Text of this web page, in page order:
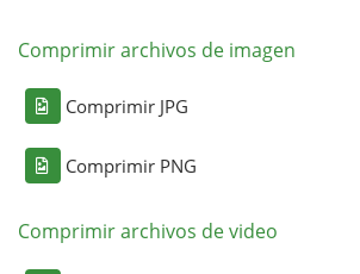
Comprimir archivos de imagen
Comprimir JPG
Comprimir PNG
Comprimir archivos de video